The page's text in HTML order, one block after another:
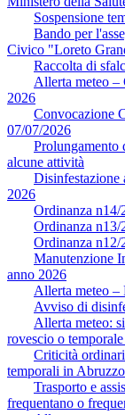
Sospensione
Bando per
Civico "Loreto
Raccolta di
Allerta meteo –
2026
Convocazione
07/07/2026
Prolungamento
alcune attività
Disinfestazione
2026
Ordinanza
Ordinanza
Ordinanza
Manutenzione
anno 2026
Allerta meteo –
Avviso di
Allerta meteo:
rovescio o
Criticità
temporali in
Trasporto e
frequentano o